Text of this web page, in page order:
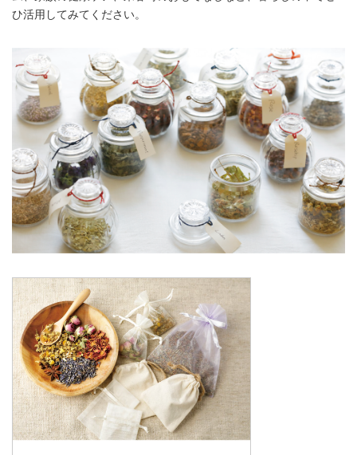
ひ活用してみてください。